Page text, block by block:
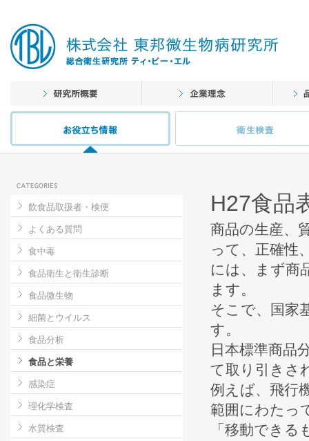
飲食品取扱者・検便
よくある質問
食中毒
食品衛生と衛生診断
食品微生物
細菌とウイルス
食品分析
食品と栄養
感染症
理化学検査
水質検査
H27食品
商品の生産、
って、正確性
には、まず商
ます。
そこで、国家
す。
日本標準商品
て取り引きさ
例えば、飛行
範囲にわたっ
「移動でき